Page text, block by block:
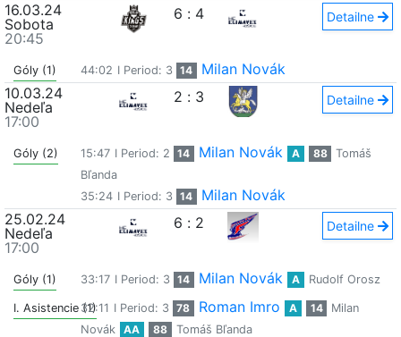
16.03.24
Sobota
20:45
6 : 4 Detailne
Góly (1) 44:02 I Period: 3 14
Milan Novák
10.03.24
Nedeľa
17:00
2 : 3 Detailne
Góly (2) 15:47 I Period: 2 14 Milan Novák A 88
Tomáš
Bľanda
35:24 I Period: 3 14
Milan Novák
25.02.24
Nedeľa
17:00
6 : 2 Detailne
Góly (1) 33:17 I Period: 3 14 Milan Novák A Rudolf Orosz
I. Asistencie (1)32:11 I Period: 3 78 Roman Imro A 14
Milan
Novák
AA 88 Tomáš Bľanda